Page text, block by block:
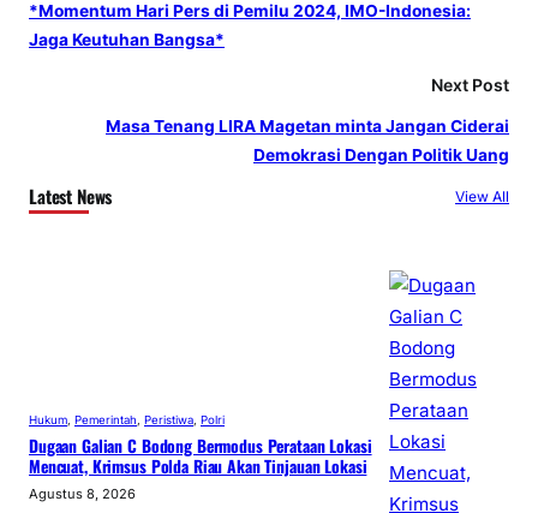
*Momentum Hari Pers di Pemilu 2024, IMO-Indonesia:
Jaga Keutuhan Bangsa*
Next Post
Masa Tenang LIRA Magetan minta Jangan Ciderai
Demokrasi Dengan Politik Uang
Latest News View All
Hukum Pemerintah Peristiwa Polri
Dugaan Galian C Bodong Bermodus Perataan Lokasi
Mencuat, Krimsus Polda Riau Akan Tinjauan Lokasi
Agustus 8, 2026